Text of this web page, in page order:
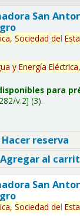
San
Sociedad del
y Energía Eléctrica,
para
v.2 (3).
reserva
al
San
Sociedad del